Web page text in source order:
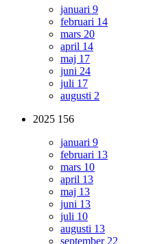
januari 9
februari 14
mars 20
april 14
maj 17
juni 24
juli 17
augusti 2
2025 156
januari 9
februari 13
mars 10
april 13
maj 13
juni 13
juli 10
augusti 13
september 22